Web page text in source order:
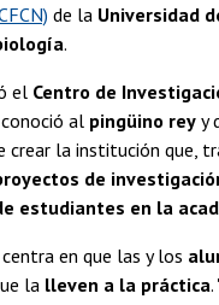
de la Universidad
.
el Centro de
conoció al pingüino rey y
crear la institución que,
de
estudiantes en la
en que las y los
la lleven a la práctica